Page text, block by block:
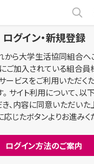
ログイン・新規登録
から大学生活協同組合へ
ご加入されている組合
ービスをご利用いただく
サイト利用について、以
、内容に同意いただいた
じたボタンよりお進みく
ログイン方法のご案内